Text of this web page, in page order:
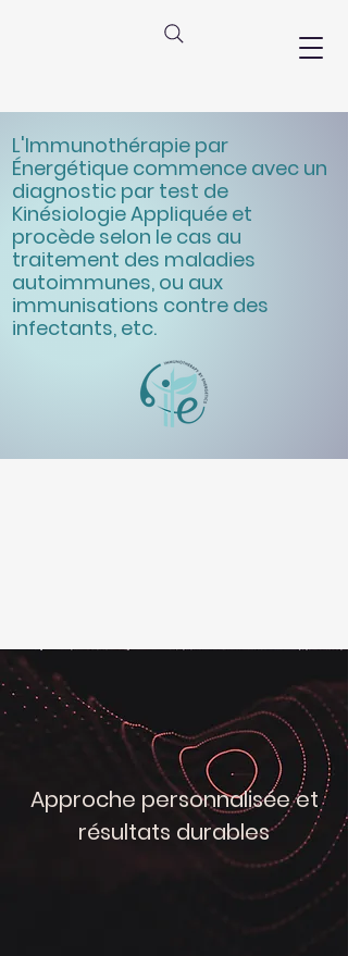
L'Immunothérapie par
Énergétique commence avec un
diagnostic par test de
Kinésiologie Appliquée et
procède selon le cas au
traitement des maladies
autoimmunes, ou aux
immunisations contre des
infectants, etc.
Approche personnalisée et
résultats durables